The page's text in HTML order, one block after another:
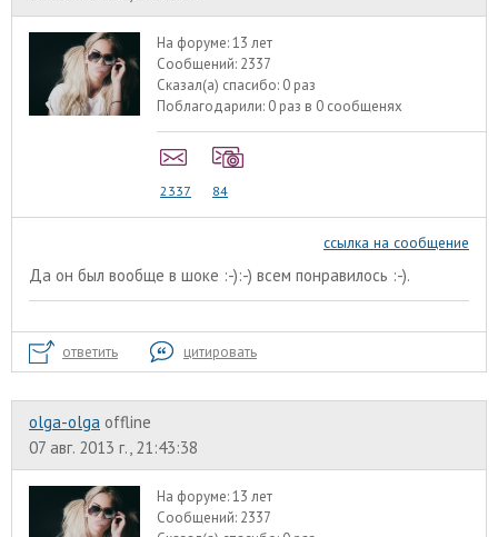
На форуме:13 лет
Сообщений: 2337
Сказал(а) спасибо: 0 раз
Поблагодарили: 0 раз в 0 сообщенях
2337 84
ссылка на сообщение
Да он был вообще в шоке :-):-) всем понравилось :-).
ответить цитировать
olga-olga offline
07 авг. 2013 г., 21:43:38
На форуме:13 лет
Сообщений: 2337